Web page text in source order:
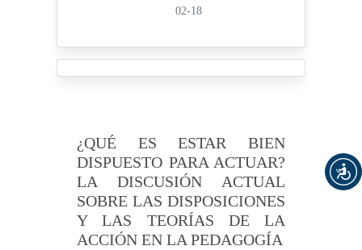
02-18
¿QUÉ ES ESTAR BIEN
DISPUESTO PARA ACTUAR?
LA DISCUSIÓN ACTUAL
SOBRE LAS DISPOSICIONES
Y LAS TEORÍAS DE LA
ACCIÓN EN LA PEDAGOGÍA